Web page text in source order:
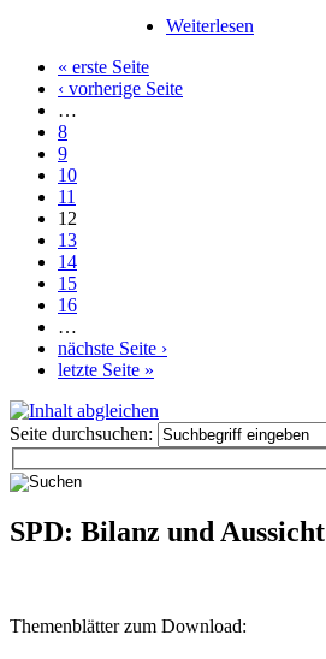
Weiterlesen
« erste Seite
‹ vorherige Seite
…
8
9
10
11
12
13
14
15
16
…
nächste Seite ›
letzte Seite »
Seite durchsuchen:
SPD: Bilanz und Aussicht
Themenblätter zum Download: